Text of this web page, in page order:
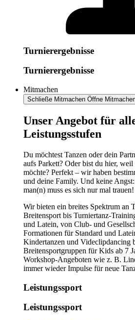
Turnierergebnisse
Turnierergebnisse
Mitmachen
Schließe Mitmachen Öffne
​​​Unser Angebot für
Leistungsstufen
Du möchtest Tanzen oder dein
aufs Parkett? Oder bist du hier,
möchte? Perfekt – wir haben
und deine Family. Und keine
man(n) muss es sich nur mal trauen!
Wir bieten ein breites Spektrum an
Breitensport bis Turniertanz-
und Latein, von Club- und
Formationen für Standard und
Kindertanzen und Videclipdancing
Breitensportgruppen für Kids ab 7
Workshop-Angeboten wie z. B.
immer wieder Impulse für neue
Leistungssport
Leistungssport